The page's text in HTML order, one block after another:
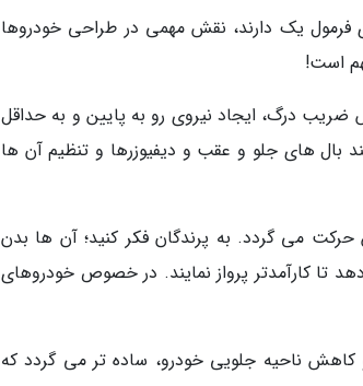
فرمول یک دارند، نقش مهمی در طراحی خودروها
درگ، ایجاد نیروی رو به پایین و به حداقل
بال های جلو و عقب و دیفیوزرها و تنظیم آن ها
می گردد. به پرندگان فکر کنید؛ آن ها بدن
کارآمدتر پرواز نمایند. در خصوص خودروهای
ناحیه جلویی خودرو، ساده تر می گردد که